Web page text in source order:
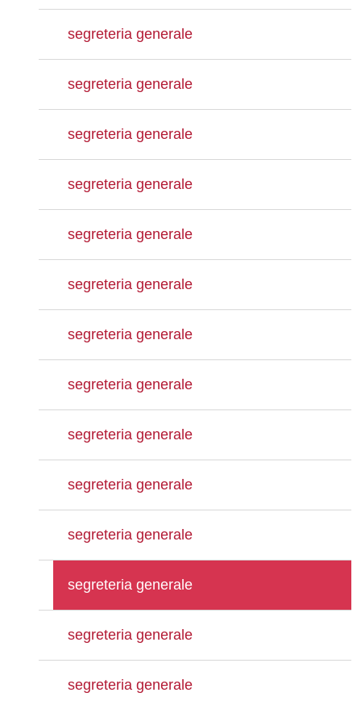
segreteria generale
segreteria generale
segreteria generale
segreteria generale
segreteria generale
segreteria generale
segreteria generale
segreteria generale
segreteria generale
segreteria generale
segreteria generale
segreteria generale
segreteria generale
segreteria generale